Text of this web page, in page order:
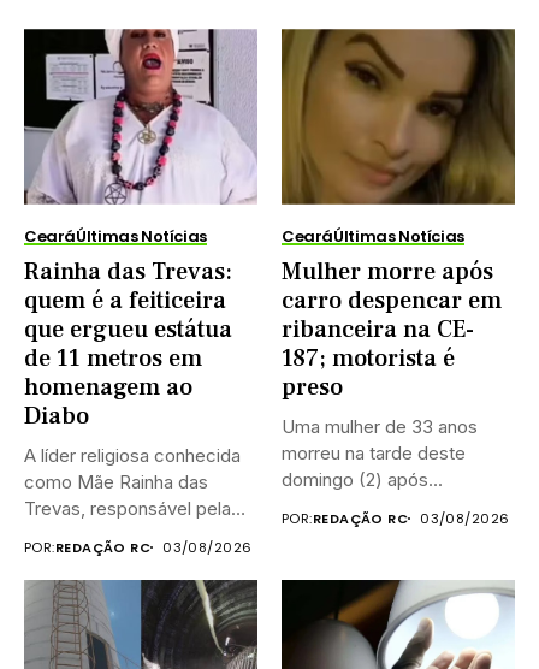
CearáÚltimas Notícias
Rainha das Trevas:
quem é a feiticeira
que ergueu estátua
de 11 metros em
homenagem ao
Diabo
A líder religiosa conhecida
como Mãe Rainha das
Trevas, responsável pela
POR:REDAÇÃO RC 03/08/2026
CearáÚltimas Notícias
Mulher morre após
carro despencar em
ribanceira na CE-
187; motorista é
preso
Uma mulher de 33 anos
morreu na tarde deste
domingo (2) após...
POR:REDAÇÃO RC 03/08/2026